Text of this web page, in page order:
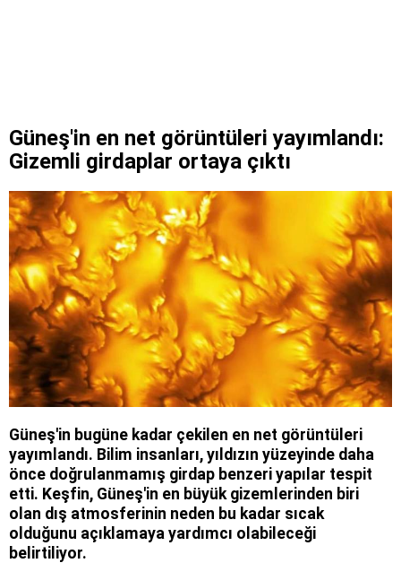
Güneş'in en net görüntüleri yayımlandı:
Gizemli girdaplar ortaya çıktı
Güneş'in bugüne kadar çekilen en net görüntüleri
yayımlandı. Bilim insanları, yıldızın yüzeyinde daha
önce doğrulanmamış girdap benzeri yapılar tespit
etti. Keşfin, Güneş'in en büyük gizemlerinden biri
olan dış atmosferinin neden bu kadar sıcak
olduğunu açıklamaya yardımcı olabileceği
belirtiliyor.